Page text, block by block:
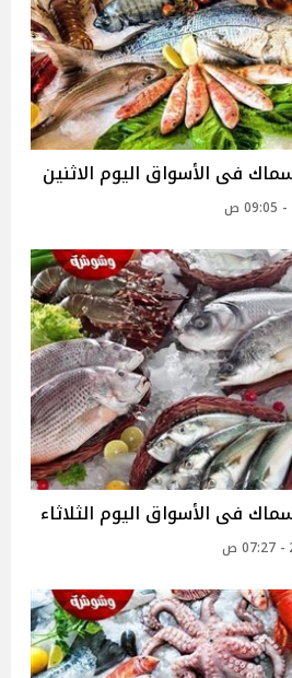
فى الأسواق اليوم الاثنين
فى الأسواق اليوم الثلاثاء